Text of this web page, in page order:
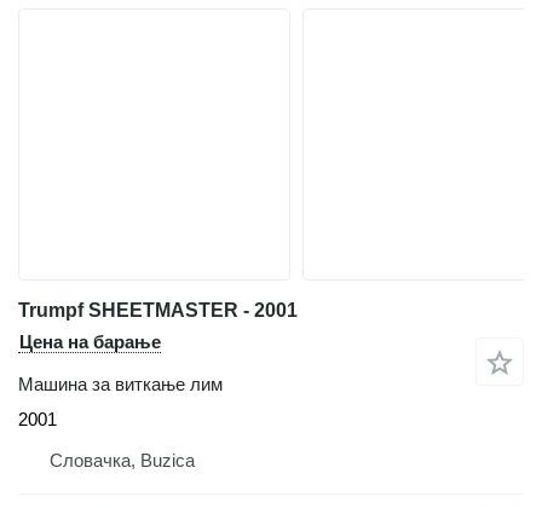
Trumpf SHEETMASTER - 2001
Цена на барање
Машина за виткање лим
2001
Словачка, Buzica